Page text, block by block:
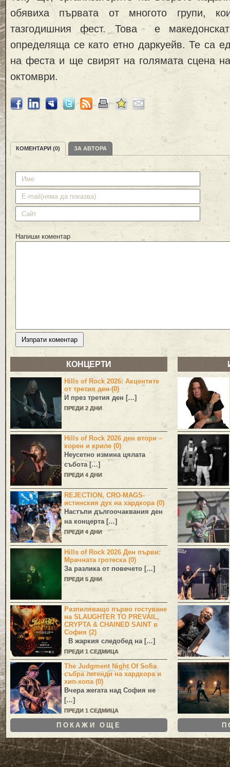
обявиха първата от многото групи,
тазгодишния фест. Това e
определяща се като етно даркуейв. Те са
на феста и ще свирят на голямата сцена
октомври.
КОМЕНТАРИ (0) ЗА АВТОРА
Напиши коментар
КОНЦЕРТИ
Hills of Rock 2026: Акцентите
от третия ден (0)
И през третия ден […]
ПРЕДИ 2 ДНИ
Hills of Rock 2026 ден втори –
корен и криле (0)
Неусетно измина цялата
събота […]
ПРЕДИ 4 ДНИ
REJECTION, CRO-MAGS-
истинския дух на хардкора (0)
Настъпи дългоочаквания ден
на концерта […]
ПРЕДИ 4 ДНИ
Hills of Rock 2026 Ден първи:
Мрачната гротеска (0)
За разлика от повечето […]
ПРЕДИ 5 ДНИ
Разпиляващо първо гостуване
на SLAUGHTER TO PREVAIL,
CRYPTA & CHAINED SAINT в
София (2)
В жаркия следобед на […]
ПРЕДИ 1 СЕДМИЦА
The Judgment Night Of Sofia
събра легенди на хардкора и
хип-хопа (0)
Вчера жегата над София не
[…]
ПРЕДИ 1 СЕДМИЦА
ПОКАЖИ ОЩЕ